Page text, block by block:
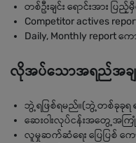
တစ်ဦးချင်း ရောင်းအား ပ
Competitor actives
Daily, Monthly report က
လိုအပ်သောအရည်အချ
ဘွဲ့ရဖြစ်ရမည်။(ဘွဲ့တစ်ခုခုရ
ဆေးဝါးလုပ်ငန်းအတွေ့အ
လူမှုဆက်ဆံရေး ပြေပြစ် ကေ